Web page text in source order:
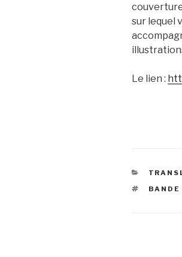
sur lequel
Le lien :
BANDE